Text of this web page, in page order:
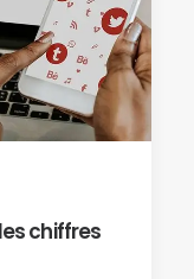
chiffres